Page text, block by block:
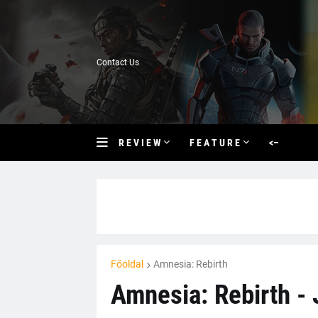
Contact Us
R E V I E W F E A T U R E <–
Főoldal Amnesia: Rebirth
Amnesia: Rebirth -